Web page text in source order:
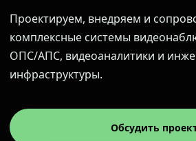
Проектируем, внедряем и
комплексные системы
ОПС/АПС, видеоаналитики и
инфраструктуры.
Обсудить